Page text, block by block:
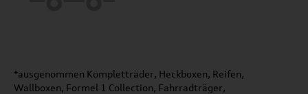
*ausgenommen Kompletträder, Heckboxen, Reifen,
Wallboxen, Formel 1 Collection, Fahrradträger,